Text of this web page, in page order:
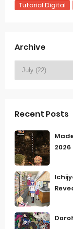
Tutorial Digital
Archive
Recent Posts
2026